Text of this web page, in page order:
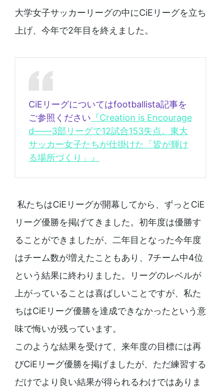
大学女子サッカーリーグの中にCiEリーグを立ち
上げ、今年で2年目を終えました。
CiEリーグについてはfootballista記事を
ご参照ください 『Creation is Encourage
d――3部リーグで12試合153失点。東大
サッカー女子たちが仕掛けた「皆が輝け
る場所づくり」』
私たちはCiEリーグが開幕してから、ずっとCiE
リーグ優勝を掲げてきました。初年度は優勝す
ることができましたが、二年目となった今年度
はチーム数が増えたこともあり、7チーム中4位
という結果に終わりました。リーグのレベルが
上がっていることは喜ばしいことですが、私た
ちはCiEリーグ優勝を達成できなかったという意
味で悔いが残っています。
このような結果を受けて、来年度の目標には再
びCiEリーグ優勝を掲げましたが、ただ練習する
だけでより良い結果が得られるわけではありま